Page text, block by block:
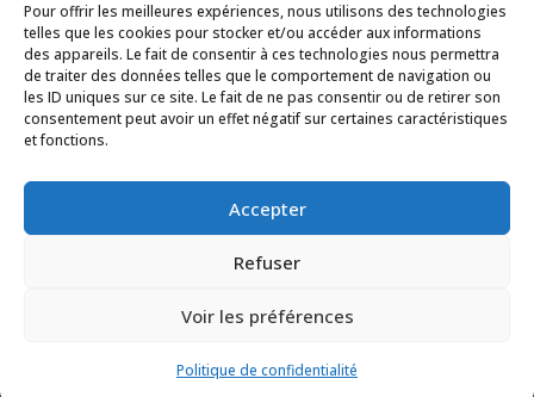
Pour offrir les meilleures expériences, nous utilisons des technologies
telles que les cookies pour stocker et/ou accéder aux informations
des appareils. Le fait de consentir à ces technologies nous permettra
de traiter des données telles que le comportement de navigation ou
les ID uniques sur ce site. Le fait de ne pas consentir ou de retirer son
consentement peut avoir un effet négatif sur certaines caractéristiques
et fonctions.
Accepter
Refuser
Voir les préférences
Politique de confidentialité
MERCREDI AU DIMANCHE : 9 H – 19 H
5150 BOUL. VIAU, SAINT-LÉONARD
QUÉBEC, H1R 2W4
Città Mtl © 2022 | Toutes les images et finis présentés dans
ce site web sont à titre indicatif seulement et sujettes à